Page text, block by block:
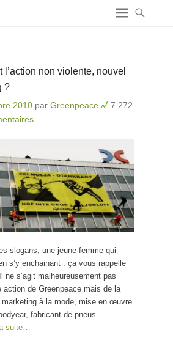
l’action non violente, nouvel
?
2010 par Greenpeace
7 272
slogans, une jeune femme qui
s’y enchainant : ça vous rappelle
ne s’agit malheureusement pas
action de Greenpeace mais de la
marketing à la mode, mise en œuvre
fabricant de pneus
suite…